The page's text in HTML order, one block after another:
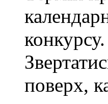
конкурсу.
поверх,